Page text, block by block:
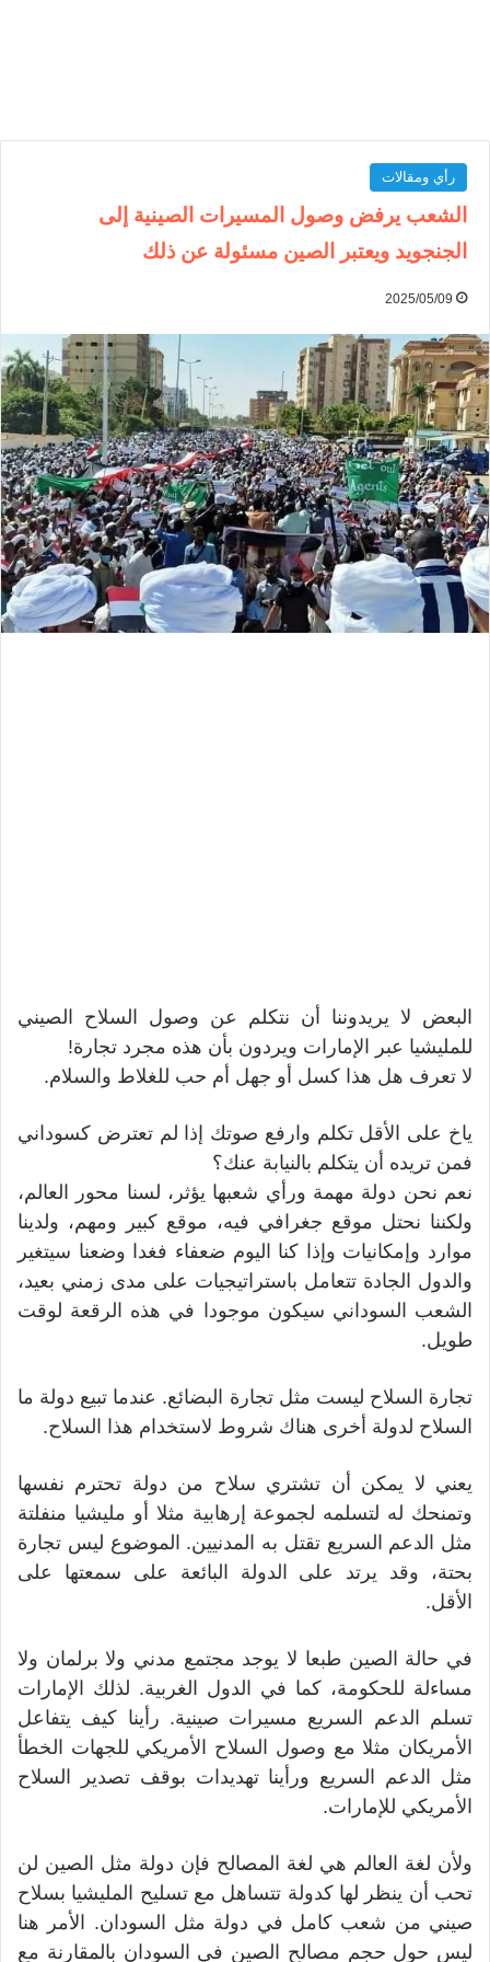
رأي ومقالات
الشعب يرفض وصول المسيرات الصينية إلى
الجنجويد ويعتبر الصين مسئولة عن ذلك
2025/05/09
البعض لا يريدوننا أن نتكلم عن وصول السلاح الصيني
للمليشيا عبر الإمارات ويردون بأن هذه مجرد تجارة!
لا تعرف هل هذا كسل أو جهل أم حب للغلاط والسلام.
ياخ على الأقل تكلم وارفع صوتك إذا لم تعترض كسوداني
فمن تريده أن يتكلم بالنيابة عنك؟
نعم نحن دولة مهمة ورأي شعبها يؤثر، لسنا محور العالم،
ولكننا نحتل موقع جغرافي فيه، موقع كبير ومهم، ولدينا
موارد وإمكانيات وإذا كنا اليوم ضعفاء فغدا وضعنا سيتغير
والدول الجادة تتعامل باستراتيجيات على مدى زمني بعيد،
الشعب السوداني سيكون موجودا في هذه الرقعة لوقت
طويل.
تجارة السلاح ليست مثل تجارة البضائع. عندما تبيع دولة ما
السلاح لدولة أخرى هناك شروط لاستخدام هذا السلاح.
يعني لا يمكن أن تشتري سلاح من دولة تحترم نفسها
وتمنحك له لتسلمه لجموعة إرهابية مثلا أو مليشيا منفلتة
مثل الدعم السريع تقتل به المدنيين. الموضوع ليس تجارة
بحتة، وقد يرتد على الدولة البائعة على سمعتها على
الأقل.
في حالة الصين طبعا لا يوجد مجتمع مدني ولا برلمان ولا
مساءلة للحكومة، كما في الدول الغربية. لذلك الإمارات
تسلم الدعم السريع مسيرات صينية. رأينا كيف يتفاعل
الأمريكان مثلا مع وصول السلاح الأمريكي للجهات الخطأ
مثل الدعم السريع ورأينا تهديدات بوقف تصدير السلاح
الأمريكي للإمارات.
ولأن لغة العالم هي لغة المصالح فإن دولة مثل الصين لن
تحب أن ينظر لها كدولة تتساهل مع تسليح المليشيا بسلاح
صيني من شعب كامل في دولة مثل السودان. الأمر هنا
ليس حول حجم مصالح الصين في السودان بالمقارنة مع